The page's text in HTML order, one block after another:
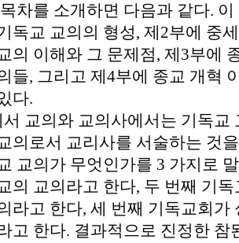
차를 소개하면 다음과 같다.
독교 교의의 형성, 제2부에 중
의 이해와 그 문제점, 제3부에
들, 그리고 제4부에 종교 개혁
다.
교의와 교의사에서는 기독교
의로서 교리사를 서술하는 것
교의가 무엇인가를 3 가지로
의 교의라고 한다, 두 번째 기
라고 한다, 세 번째 기독교회
고 한다. 결과적으로 진정한